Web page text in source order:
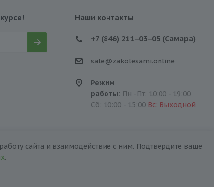
Наши контакты
+7 (846) 211‒03‒05 (Самара)
sale@zakolesami.online
Режим
работы: Пн -Пт: 10:00 - 19:00
Сб: 10:00 - 15:00 Вс: Выходной
сайта и взаимодействие с ним. Подтвердите ваше
.